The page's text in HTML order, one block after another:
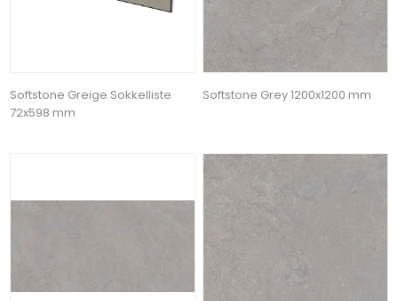
Softstone Greige Sokkelliste
72x598 mm
Softstone Grey 1200x1200 mm